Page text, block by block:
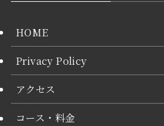
HOME
Privacy Policy
アクセス
コース・料金